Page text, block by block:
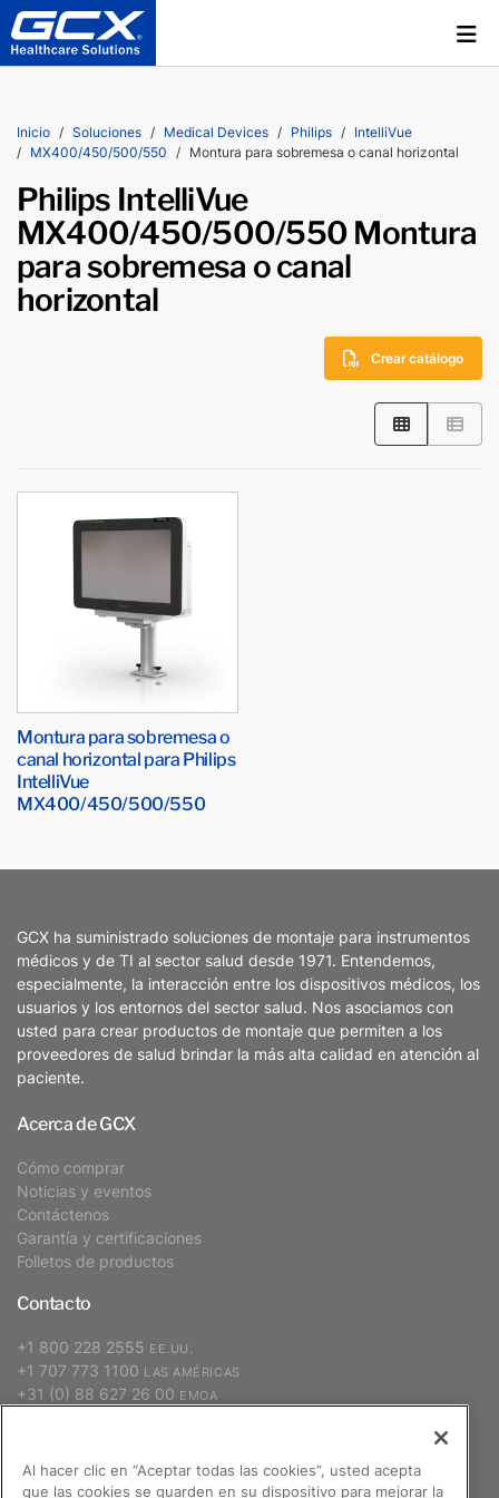
Inicio Soluciones Medical Devices Philips
IntelliVue
MX400/450/500/550
Montura para sobremesa o canal horizontal
Philips IntelliVue
MX400/450/500/550 Montura
para sobremesa o canal
horizontal
Crear catálogo
Montura para sobremesa o
canal horizontal para Philips
IntelliVue
MX400/450/500/550
GCX ha suministrado soluciones de montaje para instrumentos
médicos y de TI al sector salud desde 1971. Entendemos,
especialmente, la interacción entre los dispositivos médicos, los
usuarios y los entornos del sector salud. Nos asociamos con
usted para crear productos de montaje que permiten a los
proveedores de salud brindar la más alta calidad en atención al
paciente.
Acerca de GCX
Cómo comprar
Noticias y eventos
Contáctenos
Garantía y certificaciones
Folletos de productos
Contacto
+1 800 228 2555 EE.UU.
+1 707 773 1100 LAS AMÉRICAS
+31 (0) 88 627 26 00 EMOA
Al hacer clic en “Aceptar todas las cookies”, usted acepta
que las cookies se guarden en su dispositivo para mejorar la